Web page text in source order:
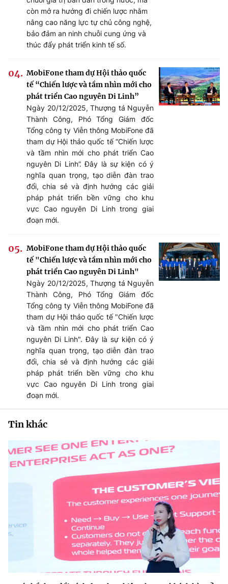
còn mở ra hướng đi chiến lược nhằm
nâng cao năng lực tự chủ công nghệ,
bảo đảm an ninh chuỗi cung ứng và
thúc đẩy phát triển kinh tế số.
MobiFone tham dự Hội thảo quốc
tế “Chiến lược và tầm nhìn mới cho
phát triển Cao nguyên Di Linh”
Ngày 20/12/2025, Thượng tá Nguyễn
Thành Công, Phó Tổng Giám đốc
Tổng công ty Viễn thông MobiFone đã
tham dự Hội thảo quốc tế “Chiến lược
và tầm nhìn mới cho phát triển Cao
nguyên Di Linh”. Đây là sự kiện có ý
nghĩa quan trọng, tạo diễn đàn trao
đổi, chia sẻ và định hướng các giải
pháp phát triển bền vững cho khu
vực Cao nguyên Di Linh trong giai
đoạn mới.
MobiFone tham dự Hội thảo quốc
tế "Chiến lược và tầm nhìn mới cho
phát triển Cao nguyên Di Linh"
Ngày 20/12/2025, Thượng tá Nguyễn
Thành Công, Phó Tổng Giám đốc
Tổng công ty Viễn thông MobiFone đã
tham dự Hội thảo quốc tế "Chiến lược
và tầm nhìn mới cho phát triển Cao
nguyên Di Linh". Đây là sự kiện có ý
nghĩa quan trọng, tạo diễn đàn trao
đổi, chia sẻ và định hướng các giải
pháp phát triển bền vững cho khu
vực Cao nguyên Di Linh trong giai
đoạn mới.
Tin khác